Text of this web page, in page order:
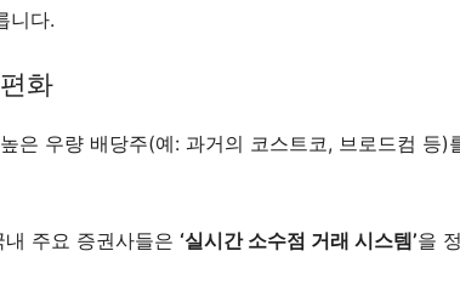
니다.
화
은 우량 배당주(예: 과거의 코스트코, 브로드컴 등)
주요 증권사들은 ‘실시간 소수점 거래 시스템’을